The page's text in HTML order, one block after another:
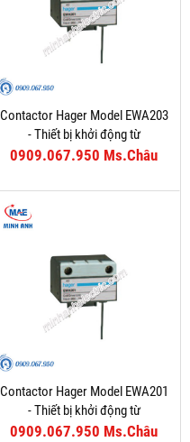
Contactor Hager Model EWA203
- Thiết bị khởi động từ
0909.067.950 Ms.Châu
Contactor Hager Model EWA201
- Thiết bị khởi động từ
0909.067.950 Ms.Châu